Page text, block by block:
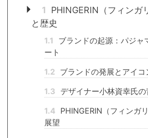
1
PHINGERIN（フィンガ
と歴史
1.1
ブランドの起源：パジャ
ート
1.2 ブランドの発展とアイコ
1.3 デザイナー小林資幸氏の
1.4 PHINGERIN（フィンガ
展望